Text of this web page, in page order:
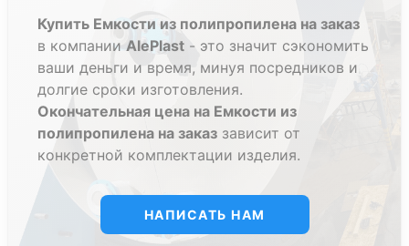
Пластиковые емкости на заказ из
полипропилена
все пластиковые емкости для воды на заказ
производства компании Aleplast
изготавливаются из высокоэкологичного
первичного листового полипропилена.
нестандартные емкости под заказ из
полипропилена производятся из полипропилена
зависимости от особенностей конструкции.
высокая точность исполнения емкостей
Купить Емкости из полипропилена на заказ
в компании AlePlast - это значит сэкономить
ваши деньги и время, минуя посредников и
долгие сроки изготовления.
Окончательная цена на Емкости из
полипропилена на заказ зависит от
конкретной комплектации изделия.
НАПИСАТЬ НАМ